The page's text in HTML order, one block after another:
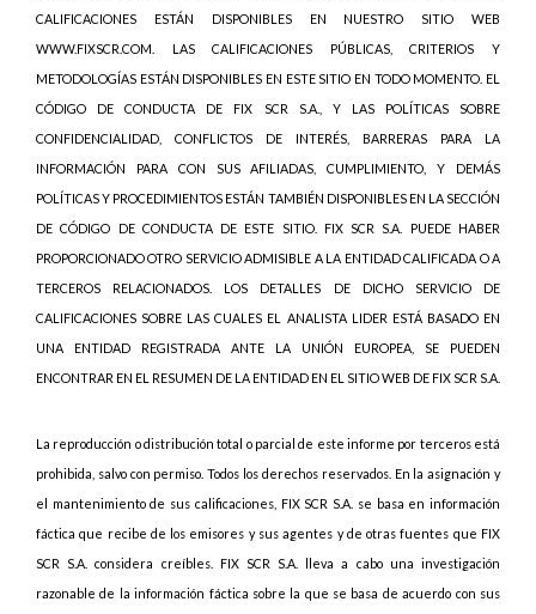
CALIFICACIONES ESTÁN DISPONIBLES EN NUESTRO SITIO WEB
WWW.FIXSCR.COM. LAS CALIFICACIONES PÚBLICAS, CRITERIOS Y
METODOLOGÍAS ESTÁN DISPONIBLES EN ESTE SITIO EN TODO MOMENTO. EL
CÓDIGO DE CONDUCTA DE FIX SCR S.A., Y LAS POLÍTICAS SOBRE
CONFIDENCIALIDAD, CONFLICTOS DE INTERÉS, BARRERAS PARA LA
INFORMACIÓN PARA CON SUS AFILIADAS, CUMPLIMIENTO, Y DEMÁS
POLÍTICAS Y PROCEDIMIENTOS ESTÁN TAMBIÉN DISPONIBLES EN LA SECCIÓN
DE CÓDIGO DE CONDUCTA DE ESTE SITIO. FIX SCR S.A. PUEDE HABER
PROPORCIONADO OTRO SERVICIO ADMISIBLE A LA ENTIDAD CALIFICADA O A
TERCEROS RELACIONADOS. LOS DETALLES DE DICHO SERVICIO DE
CALIFICACIONES SOBRE LAS CUALES EL ANALISTA LIDER ESTÁ BASADO EN
UNA ENTIDAD REGISTRADA ANTE LA UNIÓN EUROPEA, SE PUEDEN
ENCONTRAR EN EL RESUMEN DE LA ENTIDAD EN EL SITIO WEB DE FIX SCR S.A.
La reproducción o distribución total o parcial de este informe por terceros está
prohibida, salvo con permiso. Todos los derechos reservados. En la asignación y
el mantenimiento de sus calificaciones, FIX SCR S.A. se basa en información
fáctica que recibe de los emisores y sus agentes y de otras fuentes que FIX
SCR S.A. considera creíbles. FIX SCR S.A. lleva a cabo una investigación
razonable de la información fáctica sobre la que se basa de acuerdo con sus